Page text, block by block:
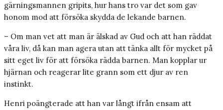
gärningsmannen gripits, hur hans tro var det som gav
honom mod att försöka skydda de lekande barnen.
– Om man vet att man är älskad av Gud och att han räddat
våra liv, då kan man agera utan att tänka allt för mycket på
sitt eget liv för att försöka rädda barnen. Man kopplar ur
hjärnan och reagerar lite grann som ett djur av ren
instinkt.
Henri poängterade att han var långt ifrån ensam att